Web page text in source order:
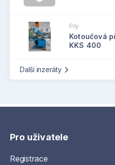
Pily
Kotoučová
KKS 400
Další inzeráty
Pro uživatele
Registrace